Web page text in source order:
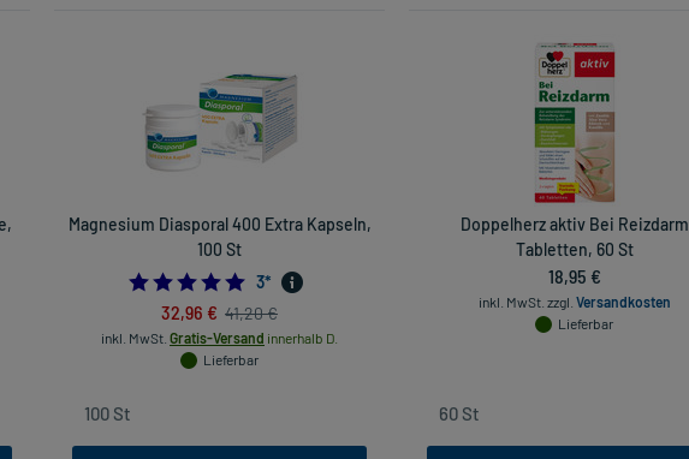
Magnesium Diasporal 400 Extra Kapseln,
100 St
5.0
3*
32,96 € 41,20 €
inkl. MwSt. Gratis-Versand innerhalb D.
Lieferbar
Doppelherz aktiv Bei Reizdarm
Tabletten, 60 St
18,95 €
inkl. MwSt. zzgl. Versandkosten
Lieferbar